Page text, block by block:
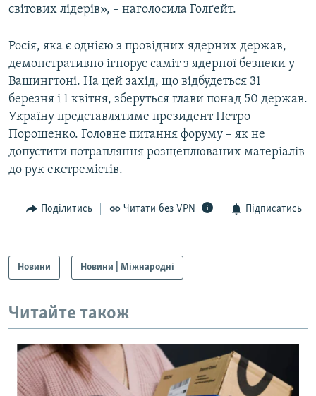
Усі сайти RFE/RL
світових лідерів», – наголосила Голґейт.
Росія, яка є однією з провідних ядерних держав,
демонстративно ігнорує саміт з ядерної безпеки у
Вашингтоні. На цей захід, що відбудеться 31
березня і 1 квітня, зберуться глави понад 50 держав.
Україну представлятиме президент Петро
Порошенко. Головне питання форуму – як не
допустити потрапляння розщеплюваних матеріалів
до рук екстремістів.
Поділитись Читати без VPN Підписатись
Новини Новини | Міжнародні
Читайте також